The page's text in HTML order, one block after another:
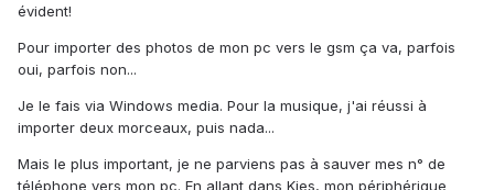
évident!
Pour importer des photos de mon pc vers le gsm ça va, parfois
oui, parfois non...
Je le fais via Windows media. Pour la musique, j'ai réussi à
importer deux morceaux, puis nada...
Mais le plus important, je ne parviens pas à sauver mes n° de
téléphone vers mon pc. En allant dans Kies, mon périphérique